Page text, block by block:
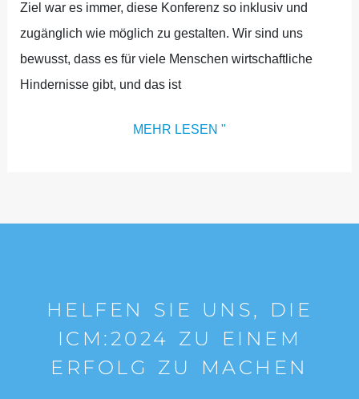
Ziel war es immer, diese Konferenz so inklusiv und
zugänglich wie möglich zu gestalten. Wir sind uns
bewusst, dass es für viele Menschen wirtschaftliche
Hindernisse gibt, und das ist
MEHR LESEN "
HELFEN SIE UNS, DIE
ICM:2024 ZU EINEM
ERFOLG ZU MACHEN